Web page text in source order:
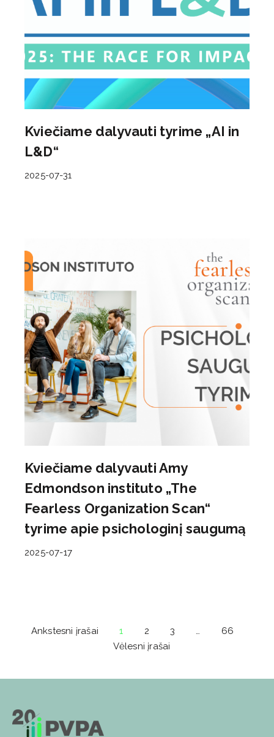
Kviečiame dalyvauti tyrime „AI in
L&D“
2025-07-31
Kviečiame dalyvauti Amy
Edmondson instituto „The
Fearless Organization Scan“
tyrime apie psichologinį saugumą
2025-07-17
Ankstesni įrašai 1 2 3 …
66
Vėlesni įrašai